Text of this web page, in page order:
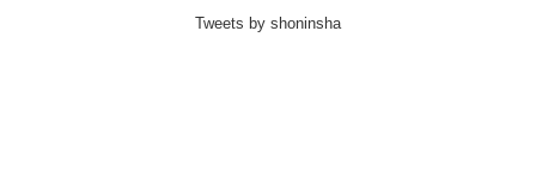
Tweets by shoninsha